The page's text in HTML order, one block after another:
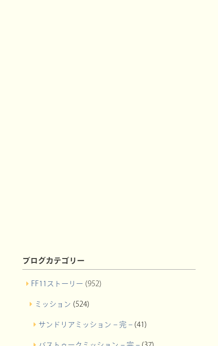
ブログカテゴリー
FF11ストーリー (952)
ミッション (524)
サンドリアミッション – 完 –(41)